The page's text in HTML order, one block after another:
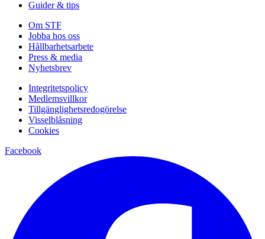
Guider & tips
Om STF
Jobba hos oss
Hållbarhetsarbete
Press & media
Nyhetsbrev
Integritetspolicy
Medlemsvillkor
Tillgänglighetsredogörelse
Visselblåsning
Cookies
Facebook